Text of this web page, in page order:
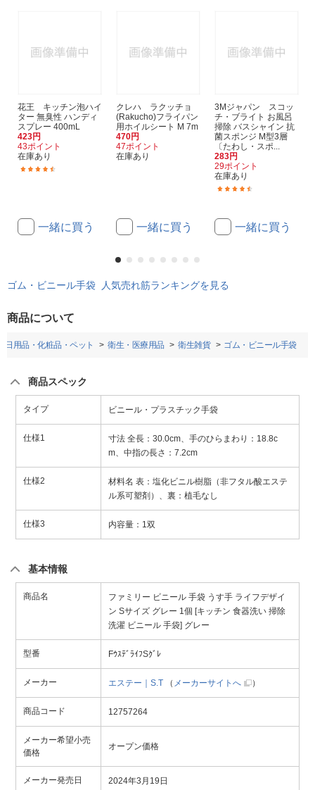
花王 キッチン泡ハイ
ター 無臭性 ハンディ
スプレー 400mL
423円
43ポイント
在庫あり
一緒に買う
クレハ ラクッチョ
(Rakucho)フライパン
用ホイルシート M 7m
470円
47ポイント
在庫あり
一緒に買う
3Mジャパン スコッ
チ・ブライト お風呂
掃除 バスシャイン 抗
菌スポンジ M型3層
〔たわし・スポ...
283円
29ポイント
在庫あり
一緒に買う
ゴム・ビニール手袋 人気売れ筋ランキングを見る
商品について
日用品・化粧品・ペット 衛生・医療用品 衛生雑貨 ゴム・ビニール手袋
商品スペック
タイプ ビニール・プラスチック手袋
仕様1
寸法 全長：30.0cm、手のひらまわり：18.8c
m、中指の長さ：7.2cm
仕様2
材料名 表：塩化ビニル樹脂（非フタル酸エステ
ル系可塑剤）、裏：植毛なし
仕様3 内容量：1双
基本情報
商品名
ファミリー ビニール 手袋 うす手 ライフデザイ
ン Sサイズ グレー 1個 [キッチン 食器洗い 掃除
洗濯 ビニール 手袋] グレー
型番 FｳｽﾃﾞﾗｲﾌSｸﾞﾚ
メーカー エステー｜S.T （ メーカーサイトへ ）
商品コード 12757264
メーカー希望小売
価格
オープン価格
メーカー発売日 2024年3月19日